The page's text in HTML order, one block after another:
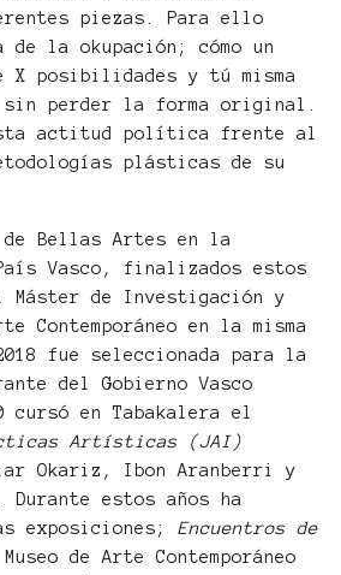
piezas. Para ello
la okupación; cómo un
X posibilidades y tú misma
perder la forma original.
actitud política frente al
plásticas de su
Bellas Artes en la
Vasco, finalizados estos
Máster de Investigación y
Contemporáneo en la misma
fue seleccionada para la
del Gobierno Vasco
en Tabakalera el
Artísticas (JAI)
Okariz, Ibon Aranberri y
Durante estos años ha
exposiciones; Encuentros de
de Arte Contemporáneo